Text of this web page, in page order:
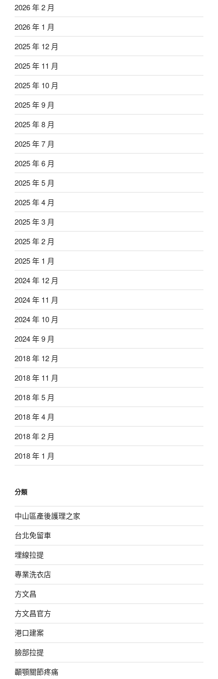
2026 年 2 月
2026 年 1 月
2025 年 12 月
2025 年 11 月
2025 年 10 月
2025 年 9 月
2025 年 8 月
2025 年 7 月
2025 年 6 月
2025 年 5 月
2025 年 4 月
2025 年 3 月
2025 年 2 月
2025 年 1 月
2024 年 12 月
2024 年 11 月
2024 年 10 月
2024 年 9 月
2018 年 12 月
2018 年 11 月
2018 年 5 月
2018 年 4 月
2018 年 2 月
2018 年 1 月
分類
中山區產後護理之家
台北免留車
埋線拉提
專業洗衣店
方文昌
方文昌官方
港口建案
臉部拉提
顳顎關節疼痛